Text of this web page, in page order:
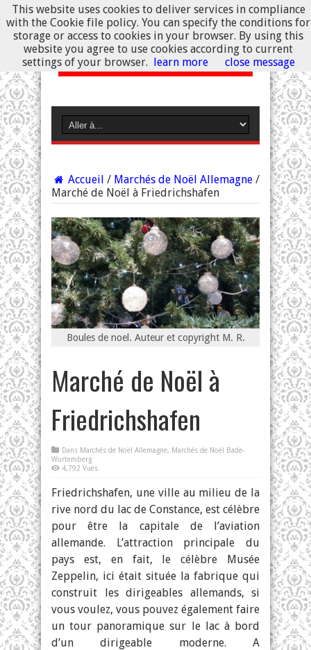
Accueil / Marchés de Noël Allemagne /
Marché de Noël à Friedrichshafen
Boules de noel. Auteur et copyright M. R.
Marché de Noël à
Friedrichshafen
Dans Marchés de Noël Allemagne, Marchés de Noël Bade-
Wurtemberg
4,792 Vues
Friedrichshafen, une ville au milieu de la
rive nord du lac de Constance, est célèbre
pour être la capitale de l’aviation
allemande. L’attraction principale du
pays est, en fait, le célèbre Musée
Zeppelin, ici était située la fabrique qui
construit les dirigeables allemands, si
vous voulez, vous pouvez également faire
un tour panoramique sur le lac à bord
d’un dirigeable moderne. A
This website uses cookies to deliver services in compliance
with the Cookie file policy. You can specify the conditions for
storage or access to cookies in your browser. By using this
website you agree to use cookies according to current
settings of your browser. learn more close message